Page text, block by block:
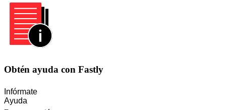
Obtén ayuda con Fastly
Infórmate
Ayuda